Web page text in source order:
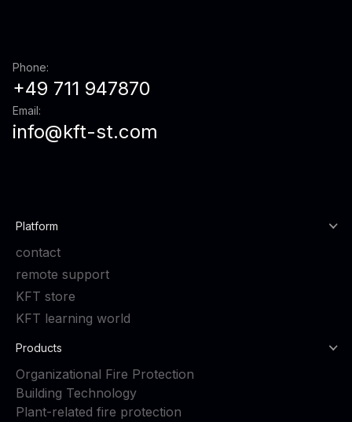
Phone:
+49 711 947870
Email:
info@kft-st.com
Platform
contact
remote support
KFT store
KFT learning world
Products
Organizational Fire Protection
Building Technology
Plant-related fire protection